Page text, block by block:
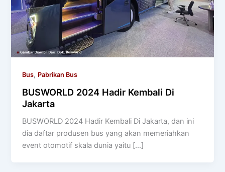
Bus, Pabrikan Bus
BUSWORLD 2024 Hadir Kembali Di
Jakarta
BUSWORLD 2024 Hadir Kembali Di Jakarta, dan ini
dia daftar produsen bus yang akan memeriahkan
event otomotif skala dunia yaitu […]